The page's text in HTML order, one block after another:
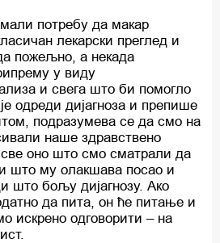
потребу да макар
лекарски преглед и
пожељно, а некада
у виду
и свега што би помогло
одреди дијагноза и препише
подразумева се да смо на
наше здравствено
оно што смо сматрали да
што му олакшава посао и
што бољу дијагнозу. Ако
да пита, он ће питање и
искрено одговорити – на